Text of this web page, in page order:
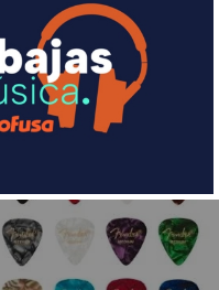
LOGO BLACKFACE
€
en 1-2 días